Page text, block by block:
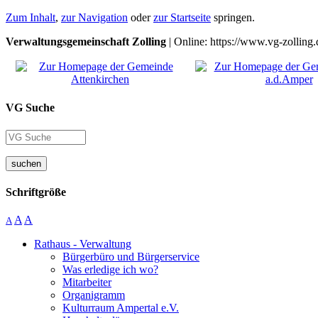
Zum Inhalt, zur Navigation oderzur Startseite springen.
Verwaltungsgemeinschaft Zolling | Online: https://www.vg-
VG Suche
suchen
Schriftgröße
A A A
Rathaus - Verwaltung
Bürgerbüro und Bürgerservice
Was erledige ich wo?
Mitarbeiter
Organigramm
Kulturraum Ampertal e.V.